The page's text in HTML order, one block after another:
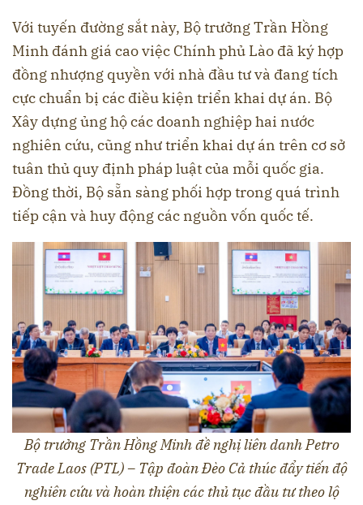
Với tuyến đường sắt này, Bộ trưởng Trần Hồng
Minh đánh giá cao việc Chính phủ Lào đã ký hợp
đồng nhượng quyền với nhà đầu tư và đang tích
cực chuẩn bị các điều kiện triển khai dự án. Bộ
Xây dựng ủng hộ các doanh nghiệp hai nước
nghiên cứu, cũng như triển khai dự án trên cơ sở
tuân thủ quy định pháp luật của mỗi quốc gia.
Đồng thời, Bộ sẵn sàng phối hợp trong quá trình
tiếp cận và huy động các nguồn vốn quốc tế.
Bộ trưởng Trần Hồng Minh đề nghị liên danh Petro
Trade Laos (PTL) – Tập đoàn Đèo Cả thúc đẩy tiến độ
nghiên cứu và hoàn thiện các thủ tục đầu tư theo lộ